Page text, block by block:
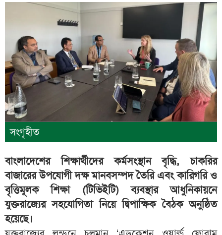
সংগৃহীত
বাংলাদেশের শিক্ষার্থীদের কর্মসংস্থান বৃদ্ধি, চাকরির
বাজারের উপযোগী দক্ষ মানবসম্পদ তৈরি এবং কারিগরি ও
বৃত্তিমূলক শিক্ষা (টিভিইটি) ব্যবস্থার আধুনিকায়নে
যুক্তরাজ্যের সহযোগিতা নিয়ে দ্বিপাক্ষিক বৈঠক অনুষ্ঠিত
হয়েছে।